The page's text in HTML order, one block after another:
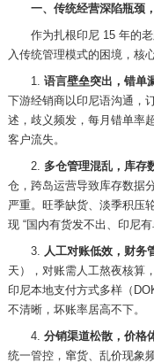
一、传统经营深陷瓶颈
作为扎根印尼 15 年的
入传统管理模式的困境，核
1. 语言壁垒突出，错单
下游经销商以印尼语沟通，
述，歧义频发，每月错单率
客户流失。
2. 多仓管理混乱，库存
仓，跨岛运营导致库存数据
严重。旺季缺货、淡季积压
现 “国内有货发不出、印尼有
3.
人工对账低效，财务
天），对账需人工熬夜核算
印尼本地支付方式多样（
不清晰，坏账率居高不下。
4. 分销渠道松散，价格
统一管控，窜货、乱价现象